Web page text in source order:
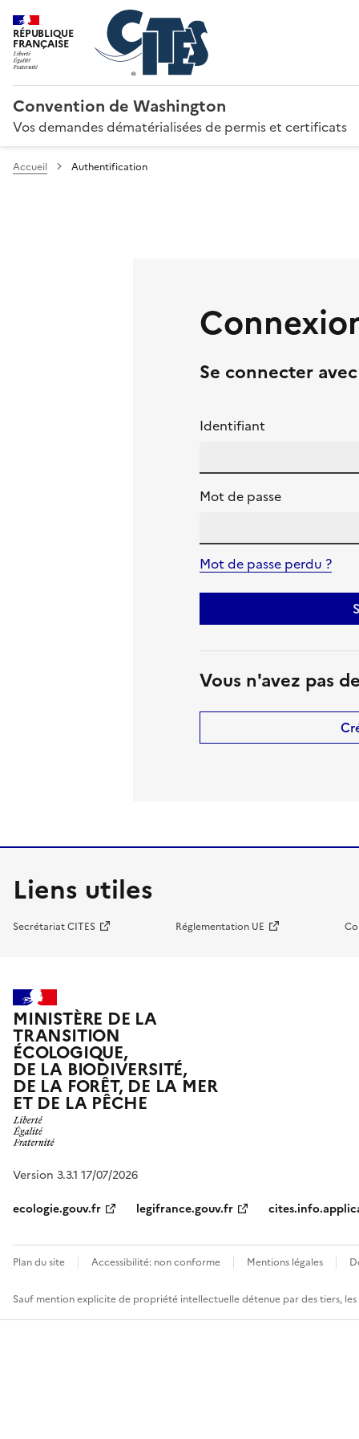
RÉPUBLIQUE
FRANÇAISE
Convention de Washington
Vos demandes dématérialisées de permis et certificats
Accueil Authentification
Se connecter
Identifiant
Mot de passe
Mot de passe perdu ?
Vous n'avez pas
Liens utiles
Secrétariat CITES Réglementation UE
MINISTÈRE DE LA
TRANSITION
ÉCOLOGIQUE,
DE LA BIODIVERSITÉ,
DE LA FORÊT, DE LA MER
ET DE LA PÊCHE
Version 3.3.1 17/07/2026
ecologie.gouv.fr
legifrance.gouv.fr
Plan du site Accessibilité: non conforme Mentions légales
Sauf mention explicite de propriété intellectuelle détenue par des tiers,